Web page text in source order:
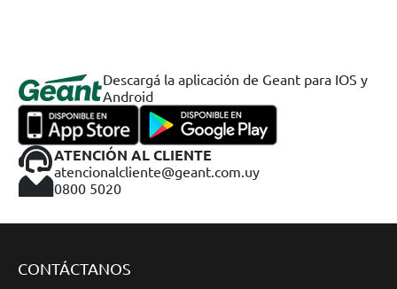
Descargá la aplicación de Geant para IOS y
Android
ATENCIÓN AL CLIENTE
atencionalcliente@geant.com.uy
0800 5020
CONTÁCTANOS